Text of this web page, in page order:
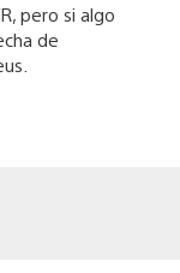
pero si algo
de